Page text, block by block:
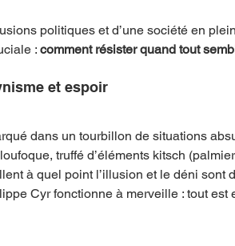
politiques et d’une société en
: comment résister quand tout
et espoir
dans un tourbillon de situations
truffé d’éléments kitsch
à quel point l’illusion et le déni sont
Cyr fonctionne à merveille : tout est